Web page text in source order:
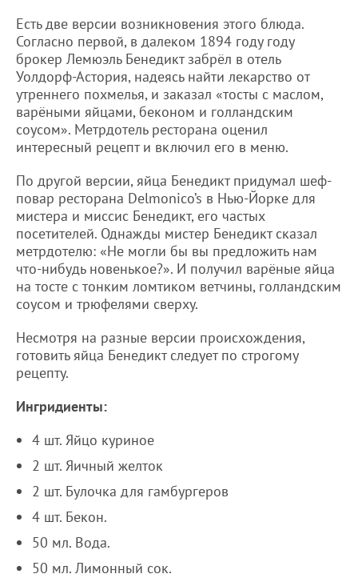
Есть две версии возникновения этого блюда.
Согласно первой, в далеком 1894 году году
брокер Лемюэль Бенедикт забрёл в отель
Уолдорф-Астория, надеясь найти лекарство от
утреннего похмелья, и заказал «тосты с маслом,
варёными яйцами, беконом и голландским
соусом». Метрдотель ресторана оценил
интересный рецепт и включил его в меню.
По другой версии, яйца Бенедикт придумал шеф-
повар ресторана Delmonico’s в Нью-Йорке для
мистера и миссис Бенедикт, его частых
посетителей. Однажды мистер Бенедикт сказал
метрдотелю: «Не могли бы вы предложить нам
что-нибудь новенькое?». И получил варёные яйца
на тосте с тонким ломтиком ветчины, голландским
соусом и трюфелями сверху.
Несмотря на разные версии происхождения,
готовить яйца Бенедикт следует по строгому
рецепту.
Ингридиенты:
4 шт. Яйцо куриное
2 шт. Яичный желток
2 шт. Булочка для гамбургеров
4 шт. Бекон.
50 мл. Вода.
50 мл. Лимонный сок.